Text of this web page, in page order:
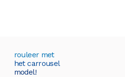
rouleer met
het carrousel
model!